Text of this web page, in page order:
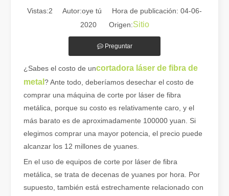
Guía 2026: Cómo las máquinas cortadoras de tubos por láser
Vistas:2 Autor:oye tú Hora de publicación: 04-06-
2020 Origen:Sitio
Preguntar
¿Sabes el costo de uncortadora láser de fibra de
metal ? Ante todo, deberíamos desechar el costo de
comprar una máquina de corte por láser de fibra
metálica, porque su costo es relativamente caro, y el
más barato es de aproximadamente 100000 yuan. Si
elegimos comprar una mayor potencia, el precio puede
alcanzar los 12 millones de yuanes.
En el uso de equipos de corte por láser de fibra
metálica, se trata de decenas de yuanes por hora. Por
supuesto, también está estrechamente relacionado con